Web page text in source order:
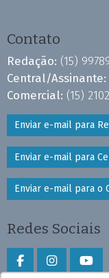
Contato
Redação: (15)
Central/Assinante:
Comercial: (15)
Enviar e-mail para
Enviar e-mail para
Enviar e-mail para o
Redes Sociais